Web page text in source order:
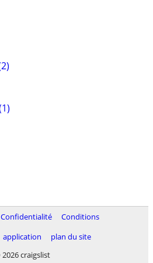
Confidentialité
Conditions
application
plan du site
craigslist